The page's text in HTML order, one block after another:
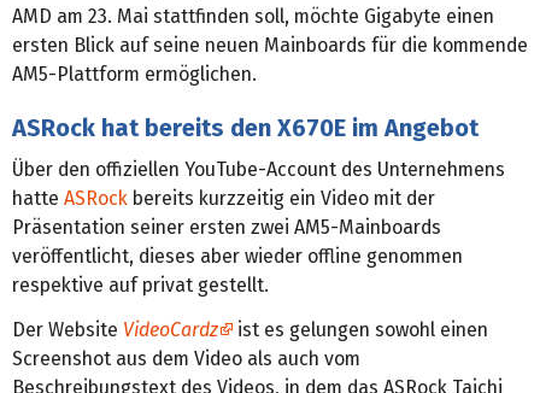
AMD am 23. Mai stattfinden soll, möchte Gigabyte einen
ersten Blick auf seine neuen Mainboards für die kommende
AM5-Plattform ermöglichen.
ASRock hat bereits den X670E im Angebot
Über den offiziellen YouTube-Account des Unternehmens
hatte ASRock bereits kurzzeitig ein Video mit der
Präsentation seiner ersten zwei AM5-Mainboards
veröffentlicht, dieses aber wieder offline genommen
respektive auf privat gestellt.
Der Website VideoCardz
ist es gelungen sowohl einen
Screenshot aus dem Video als auch vom
Beschreibungstext des Videos, in dem das ASRock Taichi